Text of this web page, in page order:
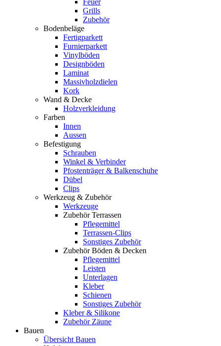
Grills
Zubehör
Bodenbeläge
Fertigparkett
Furnierparkett
Vinylböden
Designböden
Laminat
Massivholzdielen
Kork
Wand & Decke
Holzverkleidung
Farben
Innen
Aussen
Befestigung
Schrauben
Winkel & Verbinder
Pfostenträger & Balkenschuhe
Dübel
Clips
Werkzeug & Zubehör
Werkzeuge
Zubehör Terrassen
Pflegemittel
Terrassen-Clips
Sonstiges Zubehör
Zubehör Böden & Decken
Pflegemittel
Leisten
Unterlagen
Kleber
Schienen
Sonstiges Zubehör
Kleber & Silikone
Zubehör Zäune
Bauen
Übersicht Bauen